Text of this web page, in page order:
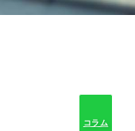
コラム